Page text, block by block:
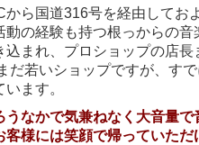
ら国道316号を経由してお
の経験も持つ根っからの
まれ、プロショップの店
だ若いショップですが、す
ます。
うなかで気兼ねなく大音量
様には笑顔で帰っていた